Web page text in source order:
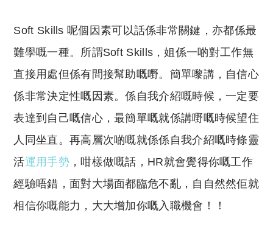
Soft Skills 呢個因素可以話係非常關鍵，亦都係最
難學嘅一種。所謂Soft Skills，姐係一啲對工作無
直接用處但係有間接幫助嘅嘢。簡單嚟講，自信心
係非常決定性嘅因素。係自我介紹嘅時候，一定要
表達到自己嘅信心，最簡單嘅就係講嘢嘅時候望住
人同坐直。再高層次啲嘅就係係自我介紹嘅時條靈
活運用手勢 ，咁樣做嘅話，HR就會覺得你嘅工作
經驗唔錯，面對大場面都臨危不亂，自自然然佢就
相信你嘅能力，大大增加你嘅入職機會！！